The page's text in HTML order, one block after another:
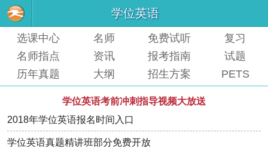
学位英语
选课中心 名师 免费试听
复习
名师指点
资讯 报考指南
试题
历年真题
大纲 招生方案 PETS
学位英语考前冲刺指导视频大放送
2018年学位英语报名时间入口
学位英语真题精讲班部分免费开放